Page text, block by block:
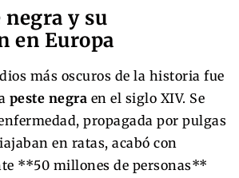
negra y su
en Europa
más oscuros de la historia fue
peste negra en el siglo XIV. Se
propagada por pulgas
en ratas, acabó con
**50 millones de personas**